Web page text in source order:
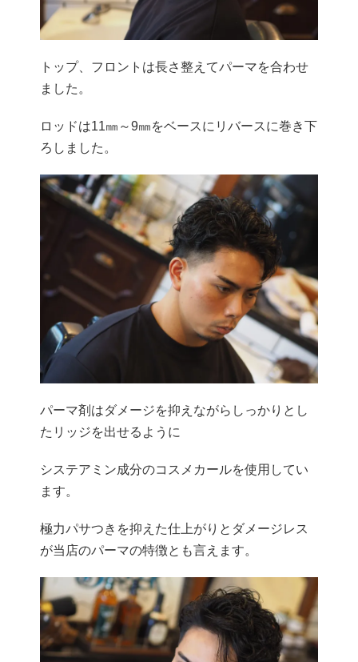
トップ、フロントは長さ整えてパーマを合わせ
ました。
ロッドは11㎜～9㎜をベースにリバースに巻き下
ろしました。
パーマ剤はダメージを抑えながらしっかりとし
たリッジを出せるように
システアミン成分のコスメカールを使用してい
ます。
極力パサつきを抑えた仕上がりとダメージレス
が当店のパーマの特徴とも言えます。